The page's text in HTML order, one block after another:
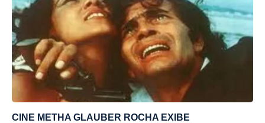
CINE METHA GLAUBER ROCHA EXIBE